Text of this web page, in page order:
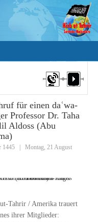
für einen daʿwa-
Professor Dr. Taha
Aldoss (Abu
1445
Montag, 21 August
Tahrir / Amerika trauert
ihrer Mitglieder: